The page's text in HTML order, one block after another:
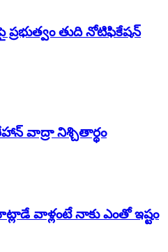
తుది నోటిఫికేషన్
వాద్రా నిశ్చితార్థం
వాళ్లంటే నాకు ఎంతో ఇష్టం